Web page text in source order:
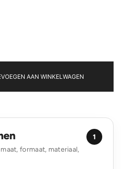
AAN WINKELWAGEN
formaat, materiaal,
1